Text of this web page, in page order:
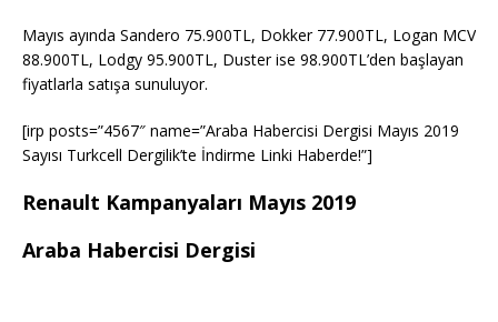
Mayıs ayında Sandero 75.900TL, Dokker 77.900TL, Logan MCV
88.900TL, Lodgy 95.900TL, Duster ise 98.900TL’den başlayan
fiyatlarla satışa sunuluyor.
[irp posts=”4567″ name=”Araba Habercisi Dergisi Mayıs 2019
Sayısı Turkcell Dergilik’te İndirme Linki Haberde!”]
Renault Kampanyaları Mayıs 2019
Araba Habercisi Dergisi